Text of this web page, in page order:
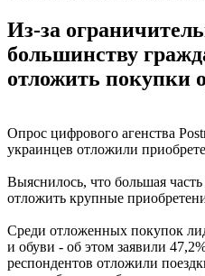
Из-за
большинству
отложить покупки
Опрос цифрового агенства
украинцев отложили
Выяснилось, что большая
отложить крупные
Среди отложенных покупок
и обуви - об этом заявили
респондентов отложили